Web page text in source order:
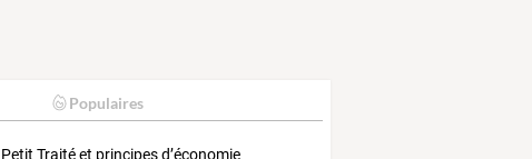
Populaires
Petit Traité et principes d’économie